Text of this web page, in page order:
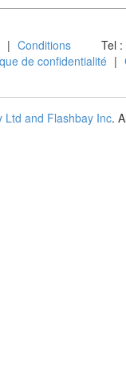
Tel :
| Conditions
de confidentialité |
Ltd and Flashbay Inc.